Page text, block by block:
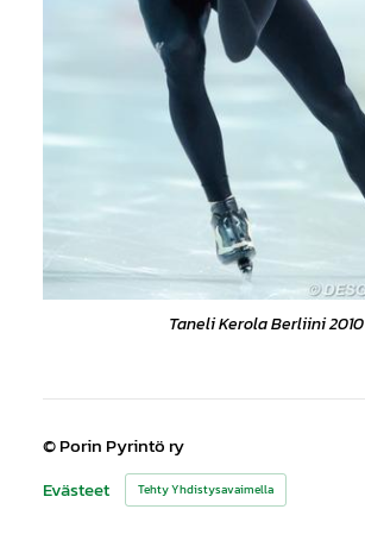
Taneli Kerola Berliini 2010
©Porin Pyrintö ry
Evästeet
Tehty Yhdistysavaimella